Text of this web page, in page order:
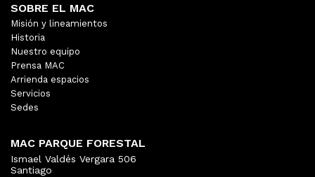
SOBRE EL MAC
Misión y lineamientos
Historia
Nuestro equipo
Prensa MAC
Arrienda espacios
Servicios
Sedes
MAC PARQUE FORESTAL
Ismael Valdés Vergara 506
Santiago